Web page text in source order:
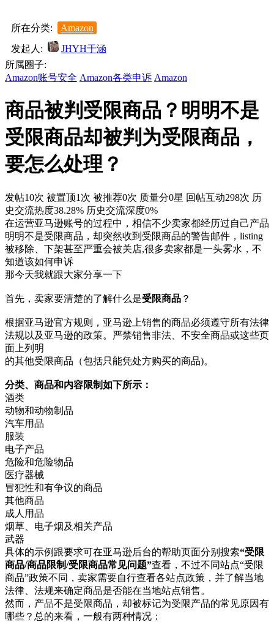
所在分类:
Amazon
发起人:
JHYH于涵
所属圈子:
Amazon账号安全 Amazon各类申诉 Amazon
商品被判受限商品？明明不是
受限商品却被判为受限商品，
要怎么处理？
发帖10次 被置顶1次 被推荐0次 质量分0星 回帖互动298次 历
史交流热度38.28% 历史交流深度0%
在运营亚马逊账号的过程中，相信不少卖家都经历过自己产品
明明不是受限商品，却突然收到受限商品的警告邮件，listing
被移除、下架甚至严重会被关店,很多卖家都是一头雾水，不
知道该如何申诉
那今天我就跟大家分享一下
首先，卖家要清楚的了解什么是受限商品 ？
根据亚马逊官方规则，亚马逊上销售的商品必须遵守所有法律
法规以及亚马逊的政策。严禁销售非法、不安全商品或这些页
面上列明
的其他受限商品（包括只能凭处方购买的商品)。
分类、商品和内容限制如下所示：
酒类
动物和动物制品
汽车用品
服装
电子产品
危险和危险物品
医疗器械
冒犯性和有争议的商品
其他商品
成人用品
烟草、电子烟及相关产品
武器
具体的示例跟要求可在亚马逊后台的帮助页面分别搜索“受限
商品/商品限制/受限商品常见问题”查看，不过不同站点“受限
商品”政策不同，卖家需要自行查看各站点政策，并了解当地
法律、法规来确定商品是否能在当地站点销售。
然而，产品不是受限商品，却被标记为受限产品的常见原因有
哪些？总的来看，一般有两种情况：